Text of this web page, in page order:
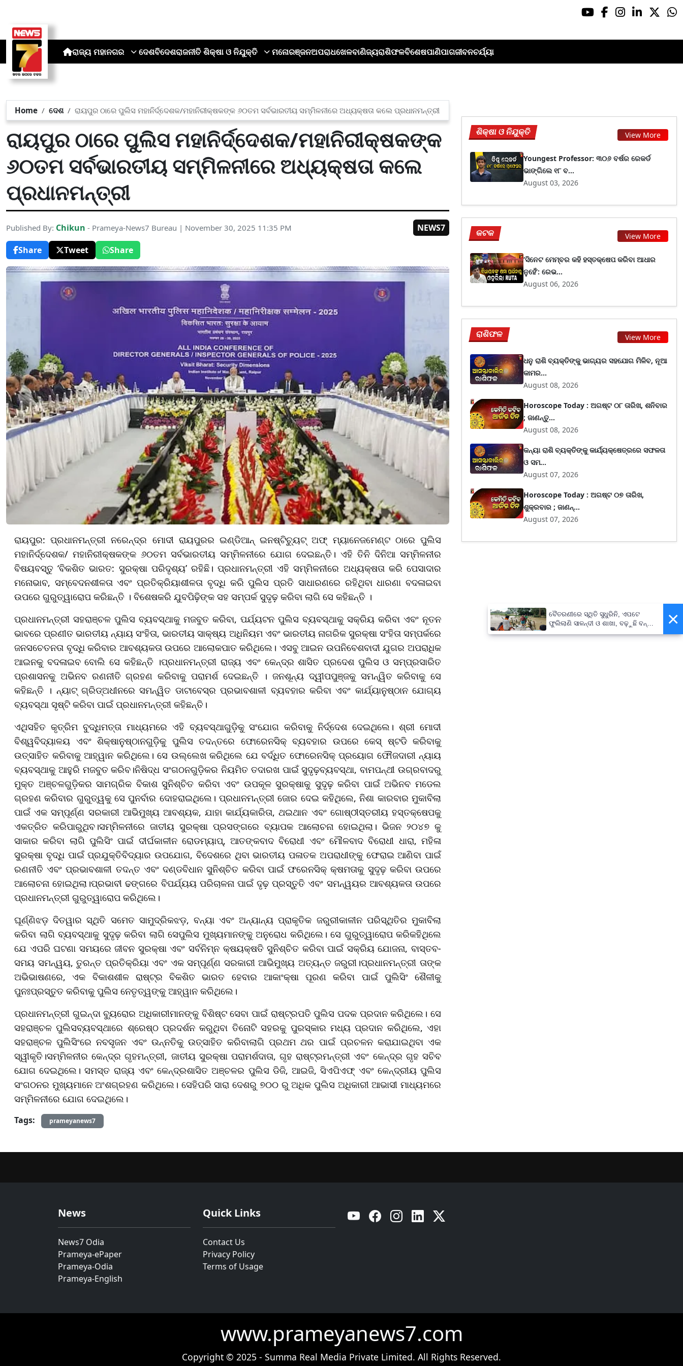
ରାଜ୍ୟ ମହାନଗର ଦେଶବିଦେଶରାଜନୀତି ଶିକ୍ଷା ଓ ନିଯୁକ୍ତି ମନୋରଞ୍ଜନଅପରାଧଖେଳବାଣିଜ୍ୟରାଶିଫଳବିଶେଷପାଣିପାଗଜୀବନଚର୍ଯ୍ୟା
Home ଦେଶ ରାୟପୁର ଠାରେ ପୁଲିସ ମହାନିର୍ଦ୍ଦେଶକ/ମହାନିରୀକ୍ଷକଙ୍କ ୬୦ତମ ସର୍ବଭାରତୀୟ ସମ୍ମିଳନୀରେ ଅଧ୍ୟକ୍ଷତା କଲେ ପ୍ରଧାନମନ୍ତ୍ରୀ
ରାୟପୁର ଠାରେ ପୁଲିସ ମହାନିର୍ଦ୍ଦେଶକ/ମହାନିରୀକ୍ଷକଙ୍କ
୬୦ତମ ସର୍ବଭାରତୀୟ ସମ୍ମିଳନୀରେ ଅଧ୍ୟକ୍ଷତା କଲେ
ପ୍ରଧାନମନ୍ତ୍ରୀ
Published By: Chikun - Prameya-News7 Bureau | November 30, 2025 11:35 PM
NEWS7
Share
Tweet Share
ରାୟପୁର: ପ୍ରଧାନମନ୍ତ୍ରୀ ନରେନ୍ଦ୍ର ମୋଦୀ ରାୟପୁରର ଇଣ୍ଡିଆନ୍ ଇନଷ୍ଟିଚ୍ୟୁଟ୍ ଅଫ୍ ମ୍ୟାନେଜମେଣ୍ଟ ଠାରେ ପୁଲିସ
ମହାନିର୍ଦ୍ଦେଶକ/ ମହାନିରୀକ୍ଷକଙ୍କ ୬୦ତମ ସର୍ବଭାରତୀୟ ସମ୍ମିଳନୀରେ ଯୋଗ ଦେଇଛନ୍ତି। ଏହି ତିନି ଦିନିଆ ସମ୍ମିଳନୀର
ବିଷୟବସ୍ତୁ ‘ବିକଶିତ ଭାରତ: ସୁରକ୍ଷା ପରିଦୃଶ୍ୟ’ ରହିଛି। ପ୍ରଧାନମନ୍ତ୍ରୀ ଏହି ସମ୍ମିଳନୀରେ ଅଧ୍ୟକ୍ଷତା କରି ପେସାଦାର
ମନୋଭାବ, ସମ୍ବେଦନଶୀଳତା ଏବଂ ପ୍ରତିକ୍ରିୟାଶୀଳତା ବୃଦ୍ଧି କରି ପୁଲିସ ପ୍ରତି ସାଧାରଣରେ ରହିଥିବା ଧାରଣା ବଦଳାଇବା
ଉପରେ ଗୁରୁତ୍ୱାରୋପ କରିଛନ୍ତି । ବିଶେଷକରି ଯୁବପିଢ଼ିଙ୍କ ସହ ସମ୍ପର୍କ ସୁଦୃଢ଼ କରିବା ଲାଗି ସେ କହିଛନ୍ତି ।
ପ୍ରଧାନମନ୍ତ୍ରୀ ସହରାଞ୍ଚଳ ପୁଲିସ ବ୍ୟବସ୍ଥାକୁ ମଜବୁତ କରିବା, ପର୍ଯ୍ୟଟନ ପୁଲିସ ବ୍ୟବସ୍ଥାକୁ ସକ୍ରିୟ କରିବା ଏବଂ ନୂତନ
ଭାବରେ ପ୍ରଣୀତ ଭାରତୀୟ ନ୍ୟାୟ ସଂହିତା, ଭାରତୀୟ ସାକ୍ଷ୍ୟ ଅଧିନିୟମ ଏବଂ ଭାରତୀୟ ନାଗରିକ ସୁରକ୍ଷା ସଂହିତା ସମ୍ପର୍କରେ
ଜନସଚେତନତା ବୃଦ୍ଧି କରିବାର ଆବଶ୍ୟକତା ଉପରେ ଆଲୋକପାତ କରିଥିଲେ। ଏସବୁ ଆଇନ ଉପନିବେଶବାଦୀ ଯୁଗର ଅପରାଧିକ
ଆଇନକୁ ବଦଳାଇବ ବୋଲି ସେ କହିଛନ୍ତି ।ପ୍ରଧାନମନ୍ତ୍ରୀ ରାଜ୍ୟ ଏବଂ କେନ୍ଦ୍ର ଶାସିତ ପ୍ରଦେଶ ପୁଲିସ ଓ ସମ୍ପ୍ରସାରିତ
ପ୍ରଶାସନକୁ ଅଭିନବ ରଣନୀତି ଗ୍ରହଣ କରିବାକୁ ପରାମର୍ଶ ଦେଇଛନ୍ତି । ଜନଶୂନ୍ୟ ଦ୍ୱୀପପୁଞ୍ଜକୁ ସମନ୍ୱିତ କରିବାକୁ ସେ
କହିଛନ୍ତି । ନ୍ୟାଟ୍ ଗ୍ରିଡ୍ଅଧୀନରେ ସମନ୍ୱିତ ଡାଟାବେସ୍ର ପ୍ରଭାବଶାଳୀ ବ୍ୟବହାର କରିବା ଏବଂ କାର୍ଯ୍ୟାନୁଷ୍ଠାନ ଯୋଗ୍ୟ
ବ୍ୟବସ୍ଥା ସୃଷ୍ଟି କରିବା ପାଇଁ ପ୍ରଧାନମନ୍ତ୍ରୀ କହିଛନ୍ତି।
ଏଥିସହିତ କୃତ୍ରିମ ବୁଦ୍ଧିମତ୍ତା ମାଧ୍ୟମରେ ଏହି ବ୍ୟବସ୍ଥାଗୁଡ଼ିକୁ ସଂଯୋଗ କରିବାକୁ ନିର୍ଦ୍ଦେଶ ଦେଇଥିଲେ। ଶ୍ରୀ ମୋଦୀ
ବିଶ୍ୱବିଦ୍ୟାଳୟ ଏବଂ ଶିକ୍ଷାନୁଷ୍ଠାନଗୁଡ଼ିକୁ ପୁଲିସ ତଦନ୍ତରେ ଫୋରେନସିକ୍ ବ୍ୟବହାର ଉପରେ କେସ୍ ଷ୍ଟଡି କରିବାକୁ
ଉତ୍ସାହିତ କରିବାକୁ ଆହ୍ୱାନ କରିଥିଲେ। ସେ ଉଲ୍ଲେଖ କରିଥିଲେ ଯେ ବର୍ଦ୍ଧିତ ଫୋରେନସିକ୍ ପ୍ରୟୋଗ ଫୌଜଦାରୀ ନ୍ୟାୟ
ବ୍ୟବସ୍ଥାକୁ ଆହୁରି ମଜବୁତ କରିବ।ନିଷିଦ୍ଧ ସଂଗଠନଗୁଡ଼ିକର ନିୟମିତ ତଦାରଖ ପାଇଁ ସୁଦୃଢ଼ବ୍ୟବସ୍ଥା, ବାମପନ୍ଥୀ ଉଗ୍ରବାଦରୁ
ମୁକ୍ତ ଅଞ୍ଚଳଗୁଡ଼ିକର ସାମଗ୍ରିକ ବିକାଶ ସୁନିଶ୍ଚିତ କରିବା ଏବଂ ଉପକୂଳ ସୁରକ୍ଷାକୁ ସୁଦୃଢ଼ କରିବା ପାଇଁ ଅଭିନବ ମଡେଲ
ଗ୍ରହଣ କରିବାର ଗୁରୁତ୍ୱକୁ ସେ ପୁନର୍ବାର ଦୋହରାଇଥିଲେ। ପ୍ରଧାନମନ୍ତ୍ରୀ ଜୋର ଦେଇ କହିଥିଲେ, ନିଶା କାରବାର ମୁକାବିଲା
ପାଇଁ ଏକ ସମ୍ପୂର୍ଣ୍ଣ ସରକାରୀ ଆଭିମୁଖ୍ୟ ଆବଶ୍ୟକ, ଯାହା କାର୍ଯ୍ୟକାରିତା, ଥଇଥାନ ଏବଂ ଗୋଷ୍ଠୀସ୍ତରୀୟ ହସ୍ତକ୍ଷେପକୁ
ଏକତ୍ରିତ କରିପାରୁଥିବ।ସମ୍ମିଳନୀରେ ଜାତୀୟ ସୁରକ୍ଷା ପ୍ରସଙ୍ଗରେ ବ୍ୟାପକ ଆଲୋଚନା ହୋଇଥିଲା। ଭିଜନ ୨୦୪୭ କୁ
ସାକାର କରିବା ଲାଗି ପୁଲିସିଂ ପାଇଁ ଦୀର୍ଘକାଳୀନ ରୋଡମ୍ୟାପ୍, ଆତଙ୍କବାଦ ବିରୋଧୀ ଏବଂ ମୌଳବାଦ ବିରୋଧୀ ଧାରା, ମହିଳା
ସୁରକ୍ଷା ବୃଦ୍ଧି ପାଇଁ ପ୍ରଯୁକ୍ତିବିଦ୍ୟାର ଉପଯୋଗ, ବିଦେଶରେ ଥିବା ଭାରତୀୟ ପଳାତକ ଅପରାଧୀଙ୍କୁ ଫେରାଇ ଆଣିବା ପାଇଁ
ରଣନୀତି ଏବଂ ପ୍ରଭାବଶାଳୀ ତଦନ୍ତ ଏବଂ ଦଣ୍ଡବିଧାନ ସୁନିଶ୍ଚିତ କରିବା ପାଇଁ ଫରେନସିକ୍ କ୍ଷମତାକୁ ସୁଦୃଢ଼ କରିବା ଉପରେ
ଆଲୋଚନା ହୋଇଥିଲା।ପ୍ରଭାବୀ ଢଙ୍ଗରେ ବିପର୍ଯ୍ୟୟ ପରିଚାଳନା ପାଇଁ ଦୃଢ଼ ପ୍ରସ୍ତୁତି ଏବଂ ସମନ୍ୱୟର ଆବଶ୍ୟକତା ଉପରେ
ପ୍ରଧାନମନ୍ତ୍ରୀ ଗୁରୁତ୍ୱାରୋପ କରିଥିଲେ।
ଘୂର୍ଣ୍ଣିଝଡ଼ ଦିତୱାର ସ୍ଥିତି ସମେତ ସାମୁଦ୍ରିକଝଡ଼, ବନ୍ୟା ଏବଂ ଅନ୍ୟାନ୍ୟ ପ୍ରାକୃତିକ ଜରୁରୀକାଳୀନ ପରିସ୍ଥିତିର ମୁକାବିଲା
କରିବା ଲାଗି ବ୍ୟବସ୍ଥାକୁ ସୁଦୃଢ଼ କରିବା ଲାଗି ସେପୁଲିସ ମୁଖ୍ୟମାନଙ୍କୁ ଅନୁରୋଧ କରିଥିଲେ। ସେ ଗୁରୁତ୍ୱାରୋପ କରିକହିଥିଲେ
ଯେ ଏପରି ଘଟଣା ସମୟରେ ଜୀବନ ସୁରକ୍ଷା ଏବଂ ସର୍ବନିମ୍ନ କ୍ଷୟକ୍ଷତି ସୁନିଶ୍ଚିତ କରିବା ପାଇଁ ସକ୍ରିୟ ଯୋଜନା, ବାସ୍ତବ-
ସମୟ ସମନ୍ୱୟ, ତୁରନ୍ତ ପ୍ରତିକ୍ରିୟା ଏବଂ ଏକ ସମ୍ପୂର୍ଣ୍ଣ ସରକାରୀ ଆଭିମୁଖ୍ୟ ଅତ୍ୟନ୍ତ ଜରୁରୀ।ପ୍ରଧାନମନ୍ତ୍ରୀ ତାଙ୍କ
ଅଭିଭାଷଣରେ, ଏକ ବିକାଶଶୀଳ ରାଷ୍ଟ୍ର ବିକଶିତ ଭାରତ ହେବାର ଆକାଂକ୍ଷା ପୂରଣ କରିବା ପାଇଁ ପୁଲିସିଂ ଶୈଳୀକୁ
ପୁନଃପ୍ରସ୍ତୁତ କରିବାକୁ ପୁଲିସ ନେତୃତ୍ୱଙ୍କୁ ଆହ୍ୱାନ କରିଥିଲେ।
ପ୍ରଧାନମନ୍ତ୍ରୀ ଗୁଇନ୍ଦା ବ୍ୟୁରୋର ଅଧିକାରୀମାନଙ୍କୁ ବିଶିଷ୍ଟ ସେବା ପାଇଁ ରାଷ୍ଟ୍ରପତି ପୁଲିସ ପଦକ ପ୍ରଦାନ କରିଥିଲେ। ସେ
ସହରାଞ୍ଚଳ ପୁଲିସବ୍ୟବସ୍ଥାରେ ଶ୍ରେଷ୍ଠ ପ୍ରଦର୍ଶନ କରୁଥିବା ତିନୋଟି ସହରକୁ ପୁରସ୍କାର ମଧ୍ୟ ପ୍ରଦାନ କରିଥିଲେ, ଏହା
ସହରାଞ୍ଚଳ ପୁଲିସିଂରେ ନବସୃଜନ ଏବଂ ଉନ୍ନତିକୁ ଉତ୍ସାହିତ କରିବାଲାଗି ପ୍ରଥମ ଥର ପାଇଁ ପ୍ରଚଳନ କରାଯାଇଥିବା ଏକ
ସ୍ୱୀକୃତି।ସମ୍ମିଳନୀର କେନ୍ଦ୍ର ଗୃହମନ୍ତ୍ରୀ, ଜାତୀୟ ସୁରକ୍ଷା ପରାମର୍ଶଦାତା, ଗୃହ ରାଷ୍ଟ୍ରମନ୍ତ୍ରୀ ଏବଂ କେନ୍ଦ୍ର ଗୃହ ସଚିବ
ଯୋଗ ଦେଇଥିଲେ। ସମସ୍ତ ରାଜ୍ୟ ଏବଂ କେନ୍ଦ୍ରଶାସିତ ଅଞ୍ଚଳର ପୁଲିସ ଡିଜି, ଆଇଜି, ସିଏପିଏଫ୍ ଏବଂ କେନ୍ଦ୍ରୀୟ ପୁଲିସ
ସଂଗଠନର ମୁଖ୍ୟମାନେ ଅଂଶଗ୍ରହଣ କରିଥିଲେ। ସେହିପରି ସାରା ଦେଶରୁ ୭୦୦ ରୁ ଅଧିକ ପୁଲିସ ଅଧିକାରୀ ଆଭାସୀ ମାଧ୍ୟମରେ
ସମ୍ମିଳନୀରେ ଯୋଗ ଦେଇଥିଲେ।
Tags: prameyanews7
ଶିକ୍ଷା ଓ ନିଯୁକ୍ତି View More
Youngest Professor: ୩୦୬ ବର୍ଷର ରେକର୍ଡ
ଭାଙ୍ଗିଲେ ୧୮ ବ...
August 03, 2026
କଟକ View More
‘ସିନେଟ ମେମ୍ବର କହି ହସ୍ତକ୍ଷେପ କରିବା ଆଧାର
ନୁହେଁ’: ରେଭ...
August 06, 2026
ରାଶିଫଳ View More
ଧନୁ ରାଶି ବ୍ୟକ୍ତିଙ୍କୁ ଭାଗ୍ୟର ସହଯୋଗ ମିଳିବ, ନୂଆ
କାମର...
August 08, 2026
Horoscope Today : ଅଗଷ୍ଟ ୦୮ ତାରିଖ, ଶନିବାର
; ଜାଣନ୍ତୁ...
August 08, 2026
କନ୍ୟା ରାଶି ବ୍ୟକ୍ତିଙ୍କୁ କାର୍ଯ୍ୟକ୍ଷେତ୍ରରେ ସଫଳତା
ଓ ସମ...
August 07, 2026
Horoscope Today : ଅଗଷ୍ଟ ୦୭ ତାରିଖ,
ଶୁକ୍ରବାର ; ଜାଣନ୍...
August 07, 2026
News
News7 Odia
Prameya-ePaper
Prameya-Odia
Prameya-English
Quick Links
Contact Us
Privacy Policy
Terms of Usage
YouTube Facebook Instagram Linkedin
www.prameyanews7.com
Copyright © 2025 - Summa Real Media Private Limited. All Rights Reserved.
×
ବୈତରଣୀରେ ସ୍ଥିତି ସୁଧୁରିନି, ଏପଟେ
ଫୁଲିଲାଣି ସାଳନ୍ଦୀ ଓ ଶାଖା, ବଢ଼ୁଛି ବନ୍ୟା
ଭୟ